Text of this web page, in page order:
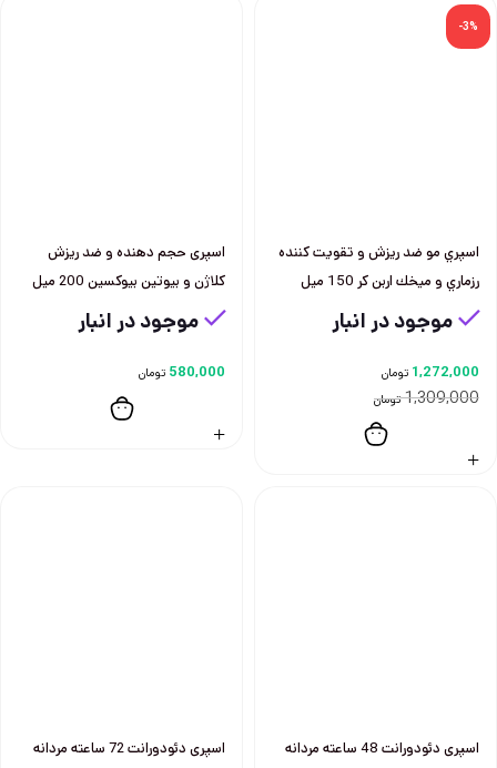
-3%
اسپري مو ضد ريزش و تقويت كننده
رزماري و ميخك اربن كر 150 ميل
موجود در انبار
1,309,000 تومان
1,272,000 تومان
اسپری حجم دهنده و ضد ريزش
كلاژن و بيوتين بيوكسين 200 ميل
موجود در انبار
580,000 تومان
اسپری دئودورانت 48 ساعته مردانه
اسپری دئودورانت 72 ساعته مردانه